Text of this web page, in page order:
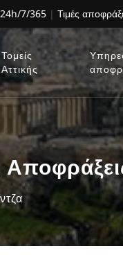
24h/7/365 | Τιμές
Τομείς
Αττικής